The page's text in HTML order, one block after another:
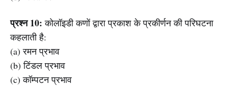
प्रश्न 10: कोलॉइडी कणों द्वारा प्रकाश के प्रकीर्णन की परिघटना
कहलाती है:
(a) रमन प्रभाव
(b) टिंडल प्रभाव
(c) कॉम्पटन प्रभाव